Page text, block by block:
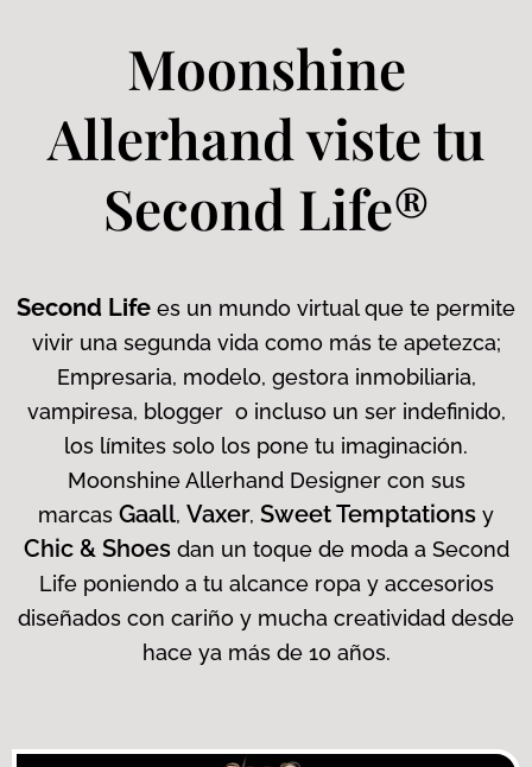
Moonshine
Allerhand viste tu
Second Life®
Second Life es un mundo virtual que te permite
vivir una segunda vida como más te apetezca;
Empresaria, modelo, gestora inmobiliaria,
vampiresa, blogger o incluso un ser indefinido,
los límites solo los pone tu imaginación.
Moonshine Allerhand Designer con sus
marcas Gaall, Vaxer, Sweet Temptations y
Chic & Shoesdan un toque de moda a Second
Life poniendo a tu alcance ropa y accesorios
diseñados con cariño y mucha creatividad desde
hace ya más de 10 años.